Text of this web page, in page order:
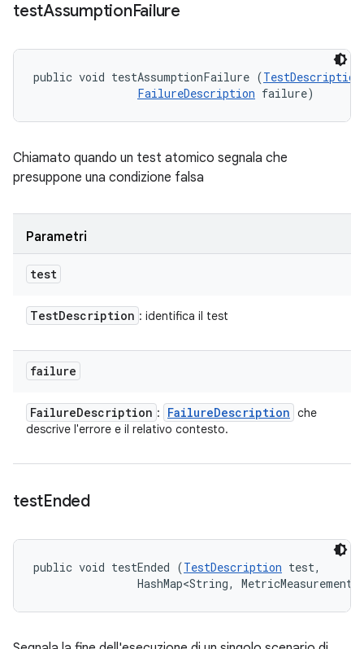
testAssumptionFailure
public void testAssumptionFailure (TestDescription
FailureDescription failure)
Chiamato quando un test atomico segnala che
presuppone una condizione falsa
Parametri
test
TestDescription : identifica il test
failure
FailureDescription : FailureDescription che
descrive l'errore e il relativo contesto.
testEnded
public void testEnded (TestDescription test,
HashMap<String,